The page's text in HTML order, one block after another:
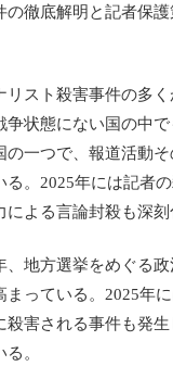
の徹底解明と記者保
リスト殺害事件の多
争状態にない国の中で
の一つで、報道活動
る。2025年には記者
よる言論封殺も深刻
地方選挙をめぐる政
まっている。2025年
殺害される事件も発
。